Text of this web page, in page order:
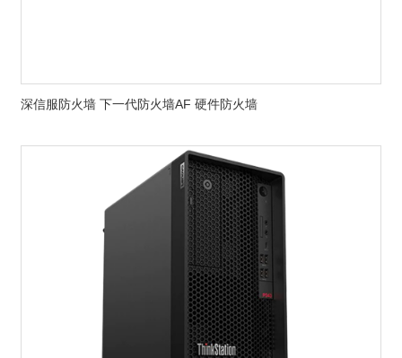
深信服防火墙 下一代防火墙AF 硬件防火墙